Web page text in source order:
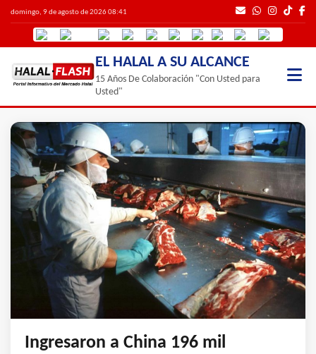
domingo, 9 de agosto de 2026 08:41
EL HALAL A SU ALCANCE
15 Años De Colaboración "Con Usted para
Usted"
Ingresaron a China 196 mil